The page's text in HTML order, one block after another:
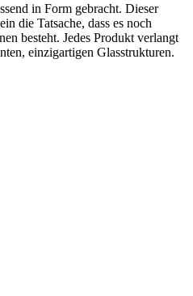
in Form gebracht. Dieser
die Tatsache, dass es noch
besteht. Jedes Produkt verlangt
einzigartigen Glasstrukturen.